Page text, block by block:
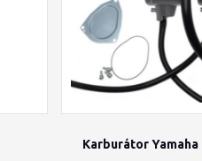
Karburátor Yamaha